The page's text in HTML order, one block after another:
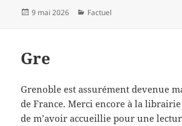
Publié
9 mai 2026 Catégories
Factuel
Gre
Grenoble est assurément devenue
de France. Merci encore à la
de m’avoir accueillie pour une